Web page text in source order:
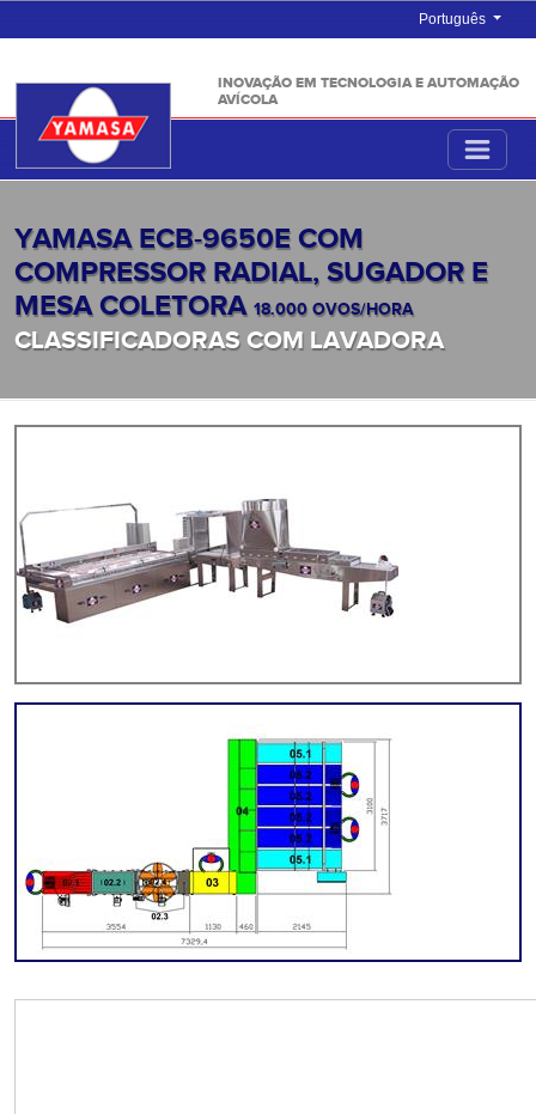
Português
INOVAÇÃO EM TECNOLOGIA E AUTOMAÇÃO
AVÍCOLA
YAMASA ECB-9650E COM
COMPRESSOR RADIAL, SUGADOR E
MESA COLETORA 18.000 OVOS/HORA
CLASSIFICADORAS COM LAVADORA